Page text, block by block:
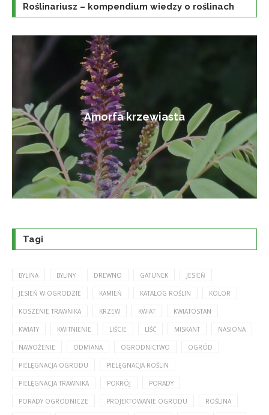
Roślinariusz – kompendium wiedzy o roślinach
Amorfa krzewiasta
Tagi
BYLINA BYLINY DREWNO GATUNEK JESIEŃ
JESIEŃ W OGRODZIE KAMIEŃ KATALOG ROŚLIN KOLOR
KOSZENIE TRAWNIKA KRZEW KWIAT KWIATOSTAN
KWIATY KWITNIENIE LIŚCIE LIŚĆ MISKANT NASIONA
NAWOŻENIE ODMIANA OGRODNICTWO OGRÓD
PIELĘGNACJA OGRODU PIELĘGNACJA ROŚLIN
PIELĘGNACJA TRAWNIKA POKRÓJ PORADY
PORADY OGRODNICZE PROJEKTOWANIE OGRODU ROŚLINA